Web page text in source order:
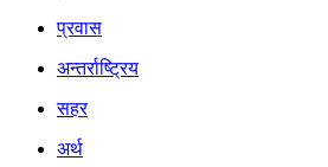
प्रवास
अन्तर्राष्ट्रिय
सहर
अर्थ